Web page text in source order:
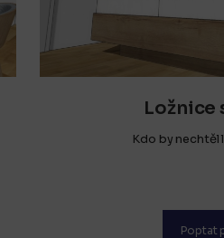
Ložnice
Kdo by nechtěl
Poptat